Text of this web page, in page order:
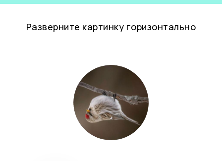
Разверните картинку горизонтально